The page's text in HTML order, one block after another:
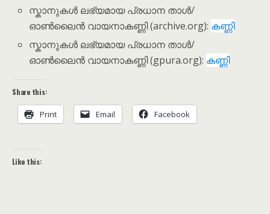
സ്കാനുകൾ ലഭ്യമായ പ്രധാന താൾ/
ഓൺലൈൻ വായനാകണ്ണി (archive.org): കണ്ണി
സ്കാനുകൾ ലഭ്യമായ പ്രധാന താൾ/
ഓൺലൈൻ വായനാകണ്ണി (gpura.org): കണ്ണി
Share this:
Print Email Facebook
Like this: